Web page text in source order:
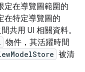
定在導覽圖範圍的
在特定導覽圖的
共用 UI 相關資料。
物件，其活躍時間
被清